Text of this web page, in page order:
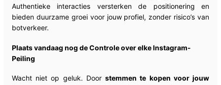
Authentieke interacties versterken de positionering en
bieden duurzame groei voor jouw profiel, zonder risico’s van
botverkeer.
Plaats vandaag nog de Controle over elke Instagram-
Peiling
Wacht niet op geluk. Doorstemmen te kopen voor jouw